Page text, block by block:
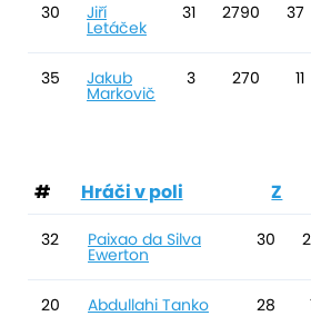
30 Jiří
Letáček
31 2790 37
35 Jakub
Markovič
3 270 11
# Hráči v poli Z
32 Paixao da Silva
Ewerton
30
20 Abdullahi Tanko 28